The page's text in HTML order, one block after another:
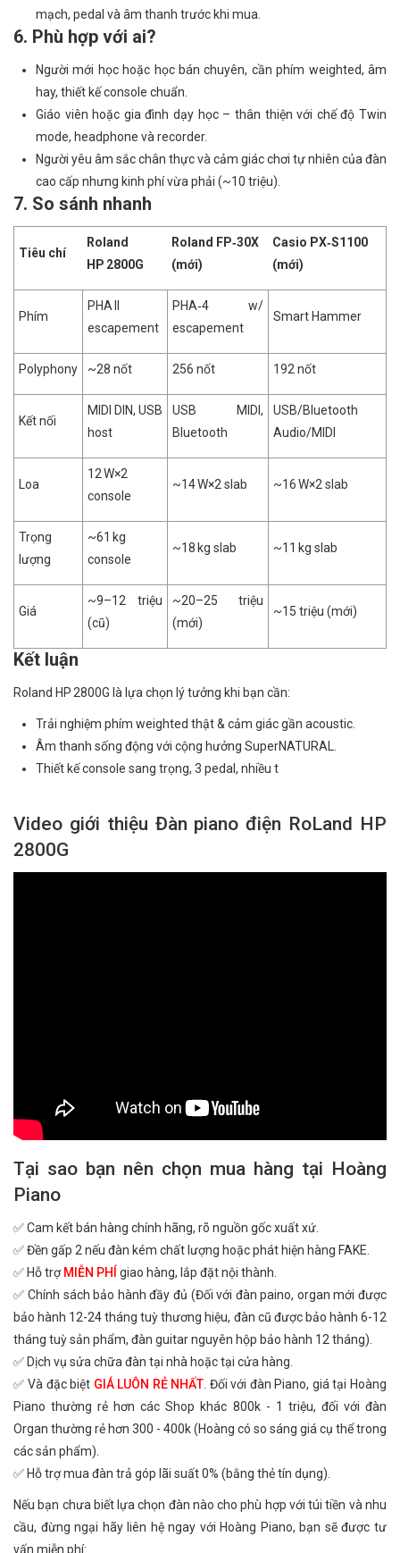
mạch, pedal và âm thanh trước khi mua.
6. Phù hợp với ai?
Người mới học hoặc học bán chuyên, cần phím weighted, âm
hay, thiết kế console chuẩn.
Giáo viên hoặc gia đình dạy học – thân thiện với chế độ Twin
mode, headphone và recorder.
Người yêu âm sắc chân thực và cảm giác chơi tự nhiên của đàn
cao cấp nhưng kinh phí vừa phải (~10 triệu).
7. So sánh nhanh
Tiêu chí
Roland
HP 2800G
Roland FP‑30X
(mới)
Casio PX‑S1100
(mới)
Phím
PHA II
escapement
PHA‑4 w/
escapement
Smart Hammer
Polyphony ~28 nốt 256 nốt 192 nốt
Kết nối
MIDI DIN, USB
host
USB MIDI,
Bluetooth
USB/Bluetooth
Audio/MIDI
Loa
12 W×2
console
~14 W×2 slab ~16 W×2 slab
Trọng
lượng
~61 kg
console
~18 kg slab ~11 kg slab
Giá
~9–12 triệu
(cũ)
~20–25 triệu
(mới)
~15 triệu (mới)
Kết luận
Roland HP 2800G là lựa chọn lý tưởng khi bạn cần:
Trải nghiệm phím weighted thật & cảm giác gần acoustic.
Âm thanh sống động với cộng hưởng SuperNATURAL.
Thiết kế console sang trọng, 3 pedal, nhiều t
Video giới thiệu Đàn piano điện RoLand HP
2800G
Tại sao bạn nên chọn mua hàng tại Hoàng
Piano
✅ Cam kết bán hàng chính hãng, rõ nguồn gốc xuất xứ.
✅ Đền gấp 2 nếu đàn kém chất lượng hoặc phát hiện hàng FAKE.
✅ Hỗ trợ MIỄN PHÍ giao hàng, lắp đặt nội thành.
✅ Chính sách bảo hành đầy đủ (Đối với đàn paino, organ mới được
bảo hành 12-24 tháng tuỳ thương hiệu, đàn cũ được bảo hành 6-12
tháng tuỳ sản phẩm, đàn guitar nguyên hộp bảo hành 12 tháng).
✅ Dịch vụ sửa chữa đàn tại nhà hoặc tại cửa hàng.
✅ Và đặc biệt GIÁ LUÔN RẺ NHẤT . Đối với đàn Piano, giá tại Hoàng
Piano thường rẻ hơn các Shop khác 800k - 1 triệu, đối với đàn
Organ thường rẻ hơn 300 - 400k (Hoàng có so sáng giá cụ thể trong
các sản phẩm).
✅ Hỗ trợ mua đàn trả góp lãi suất 0% (bằng thẻ tín dụng).
Nếu bạn chưa biết lựa chọn đàn nào cho phù hợp với túi tiền và nhu
cầu, đừng ngại hãy liên hệ ngay với Hoàng Piano, bạn sẽ được tư
vấn miễn phí: